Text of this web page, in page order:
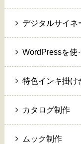
デジタルサイネ
WordPressを使
特色インキ掛け
カタログ制作
ムック制作